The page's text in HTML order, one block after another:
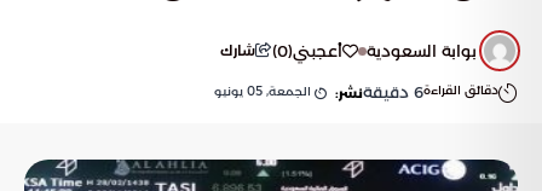
بوابة السعودية أعجبني(
0
) شارك
دقائق القراءة6 دقيقةنشر: الجمعة, 05 يونيو